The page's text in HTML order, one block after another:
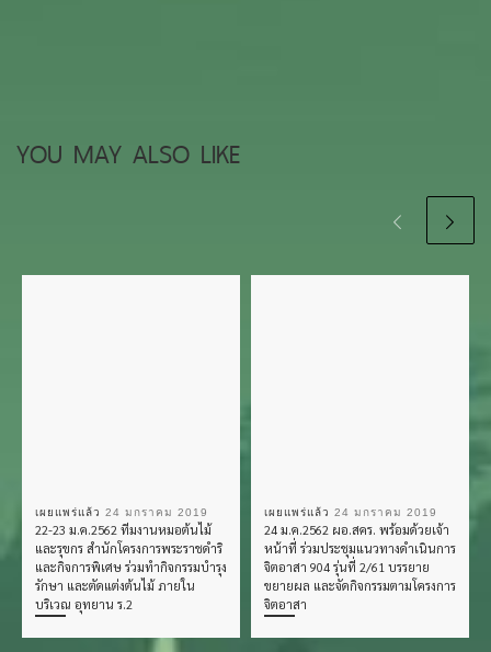
YOU MAY ALSO LIKE
เผยแพร่แล้ว 24 มกราคม 2019
22-23 ม.ค.2562 ทีมงานหมอต้นไม้
และรุขกร สำนักโครงการพระราชดำริ
และกิจการพิเศษ ร่วมทำกิจกรรมบำรุง
รักษา และตัดแต่งต้นไม้ ภายใน
บริเวณ อุทยาน ร.2
เผยแพร่แล้ว 24 มกราคม 2019
24 ม.ค.2562 ผอ.สคร. พร้อมด้วยเจ้า
หน้าที่ ร่วมประชุมแนวทางดำเนินการ
จิตอาสา 904 รุ่นที่ 2/61 บรรยาย
ขยายผล และจัดกิจกรรมตามโครงการ
จิตอาสา